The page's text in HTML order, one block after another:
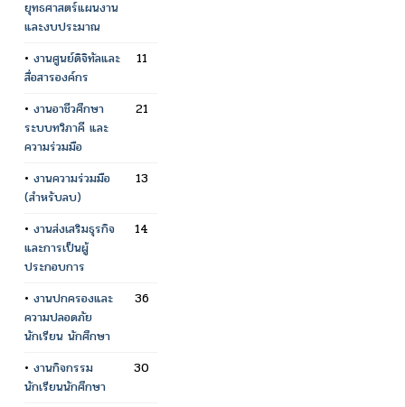
ยุทธศาสตร์แผนงาน
และงบประมาณ
• งานศูนย์ดิจิทัลและ
สื่อสารองค์กร
11
• งานอาชีวศึกษา
ระบบทวิภาคี และ
ความร่วมมือ
21
• งานความร่วมมือ
(สำหรับลบ)
13
• งานส่งเสริมธุรกิจ
และการเป็นผู้
ประกอบการ
14
• งานปกครองและ
ความปลอดภัย
นักเรียน นักศึกษา
36
• งานกิจกรรม
นักเรียนนักศึกษา
30